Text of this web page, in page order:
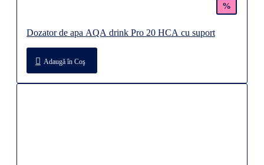
%
Dozator de apa AQA drink Pro 20 HCA cu suport
Adaugă în Coş